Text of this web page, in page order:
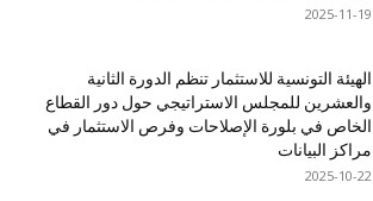
2025-11-19
الهيئة التونسية للاستثمار تنظم الدورة الثانية
والعشرين للمجلس الاستراتيجي حول دور القطاع
الخاص في بلورة الإصلاحات وفرص الاستثمار في
مراكز البيانات
2025-10-22